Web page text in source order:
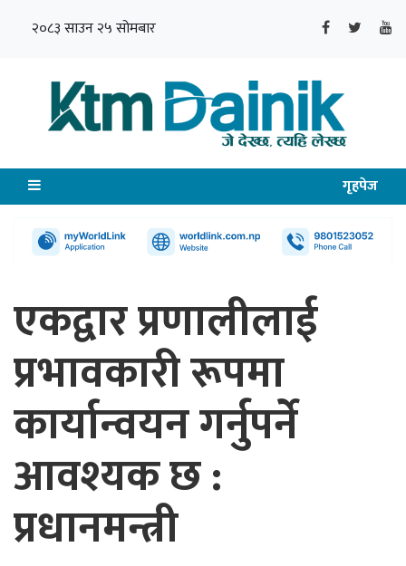
२०८३ साउन २५ सोमबार
गृहपेज
एकद्वार प्रणालीलाई
प्रभावकारी रूपमा
कार्यान्वयन गर्नुपर्ने
आवश्यक छ :
प्रधानमन्त्री